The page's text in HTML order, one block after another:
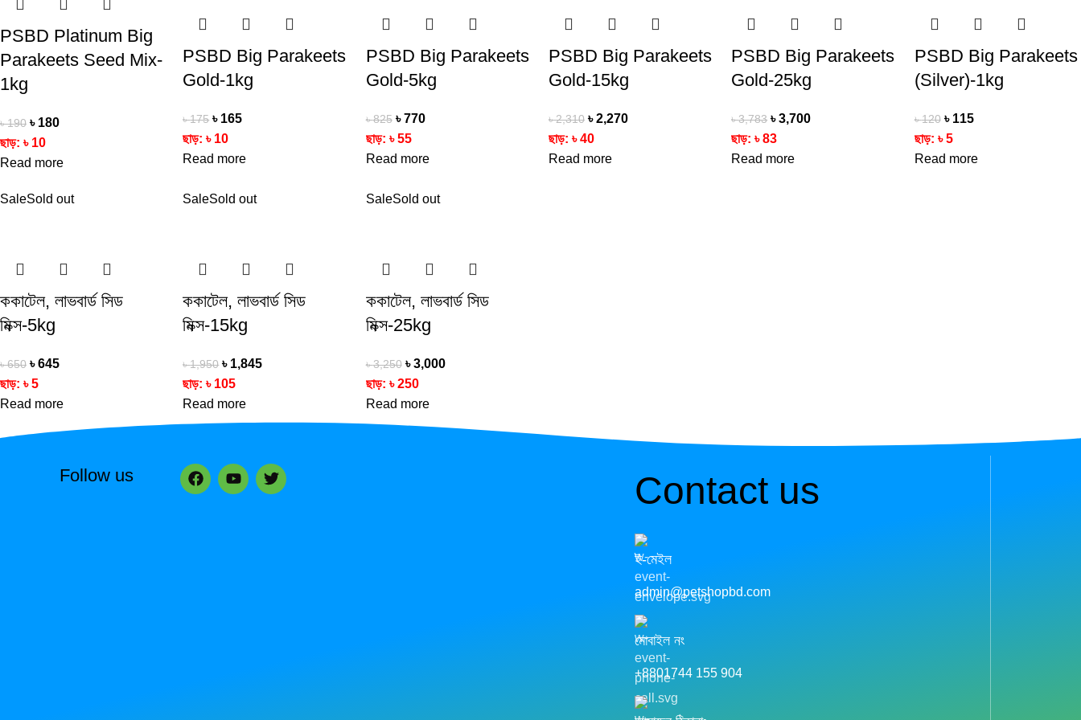
PSBD Platinum Big
Parakeets Seed Mix-
1kg
৳190 ৳ 180
ছাড়: ৳ 10
Read more
PSBD Big Parakeets
Gold-1kg
৳175 ৳ 165
ছাড়:৳ 10
Read more
PSBD Big Parakeets
Gold-5kg
৳825 ৳770
ছাড়: ৳55
Read more
PSBD Big Parakeets
Gold-15kg
৳2,310 ৳2,270
ছাড়: ৳40
Read more
PSBD Big Parakeets
Gold-25kg
৳3,783 ৳3,700
ছাড়:৳83
Read more
PSBD Big Parakeets
(Silver)-1kg
৳120 ৳ 115
ছাড়: ৳5
Read more
SaleSold out
ককাটেল, লাভবার্ড সিড
মিক্স-5kg
৳650 ৳645
ছাড়: ৳5
Read more
SaleSold out
ককাটেল, লাভবার্ড সিড
মিক্স-15kg
৳1,950 ৳ 1,845
ছাড়:৳ 105
Read more
SaleSold out
ককাটেল, লাভবার্ড সিড
মিক্স-25kg
৳3,250 ৳3,000
ছাড়: ৳250
Read more
Follow us Contact us
ই-মেইল
admin@petshopbd.com
মোবাইল নং
+8801744 155 904